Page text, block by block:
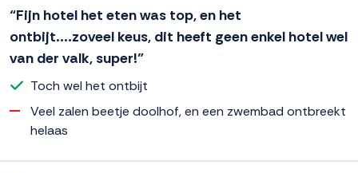
“Fijn hotel het eten was top, en het
ontbijt....zoveel keus, dit heeft geen enkel hotel wel
van der valk, super!”
Toch wel het ontbijt
Veel zalen beetje doolhof, en een zwembad ontbreekt
helaas